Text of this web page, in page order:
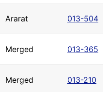
Ararat 013-504
Merged 013-365
Merged 013-210